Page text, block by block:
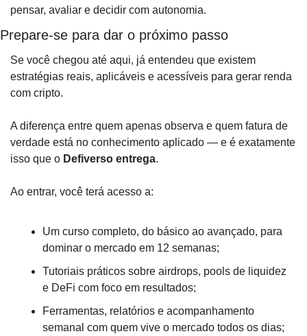
pensar, avaliar e decidir com autonomia.
Prepare-se para dar o próximo passo
Se você chegou até aqui, já entendeu que existem
estratégias reais, aplicáveis e acessíveis para gerar renda
com cripto.
A diferença entre quem apenas observa e quem fatura de
verdade está no conhecimento aplicado — e é exatamente
isso que o Defiverso entrega.
Ao entrar, você terá acesso a:
Um curso completo, do básico ao avançado, para
dominar o mercado em 12 semanas;
Tutoriais práticos sobre airdrops, pools de liquidez
e DeFi com foco em resultados;
Ferramentas, relatórios e acompanhamento
semanal com quem vive o mercado todos os dias;